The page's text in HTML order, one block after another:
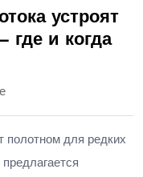
устроят
где и когда
полотном для редких